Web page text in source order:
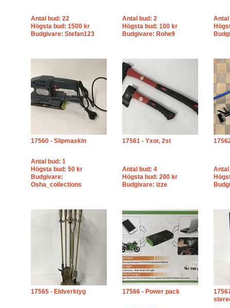
Antal bud: 22
Högsta bud: 1500 kr
Budgivare: Stefan123
Antal bud: 2
Högsta bud: 100 kr
Budgivare: Rohe9
Antal
17560 - Slipmaskin
Antal bud: 1
Högsta bud: 50 kr
Budgivare:
Osha_collections
17561 - Yxor, 2st
Antal bud: 4
Högsta bud: 200 kr
Budgivare: izze
Antal
17565 - Eldverktyg 17566 - Power pack